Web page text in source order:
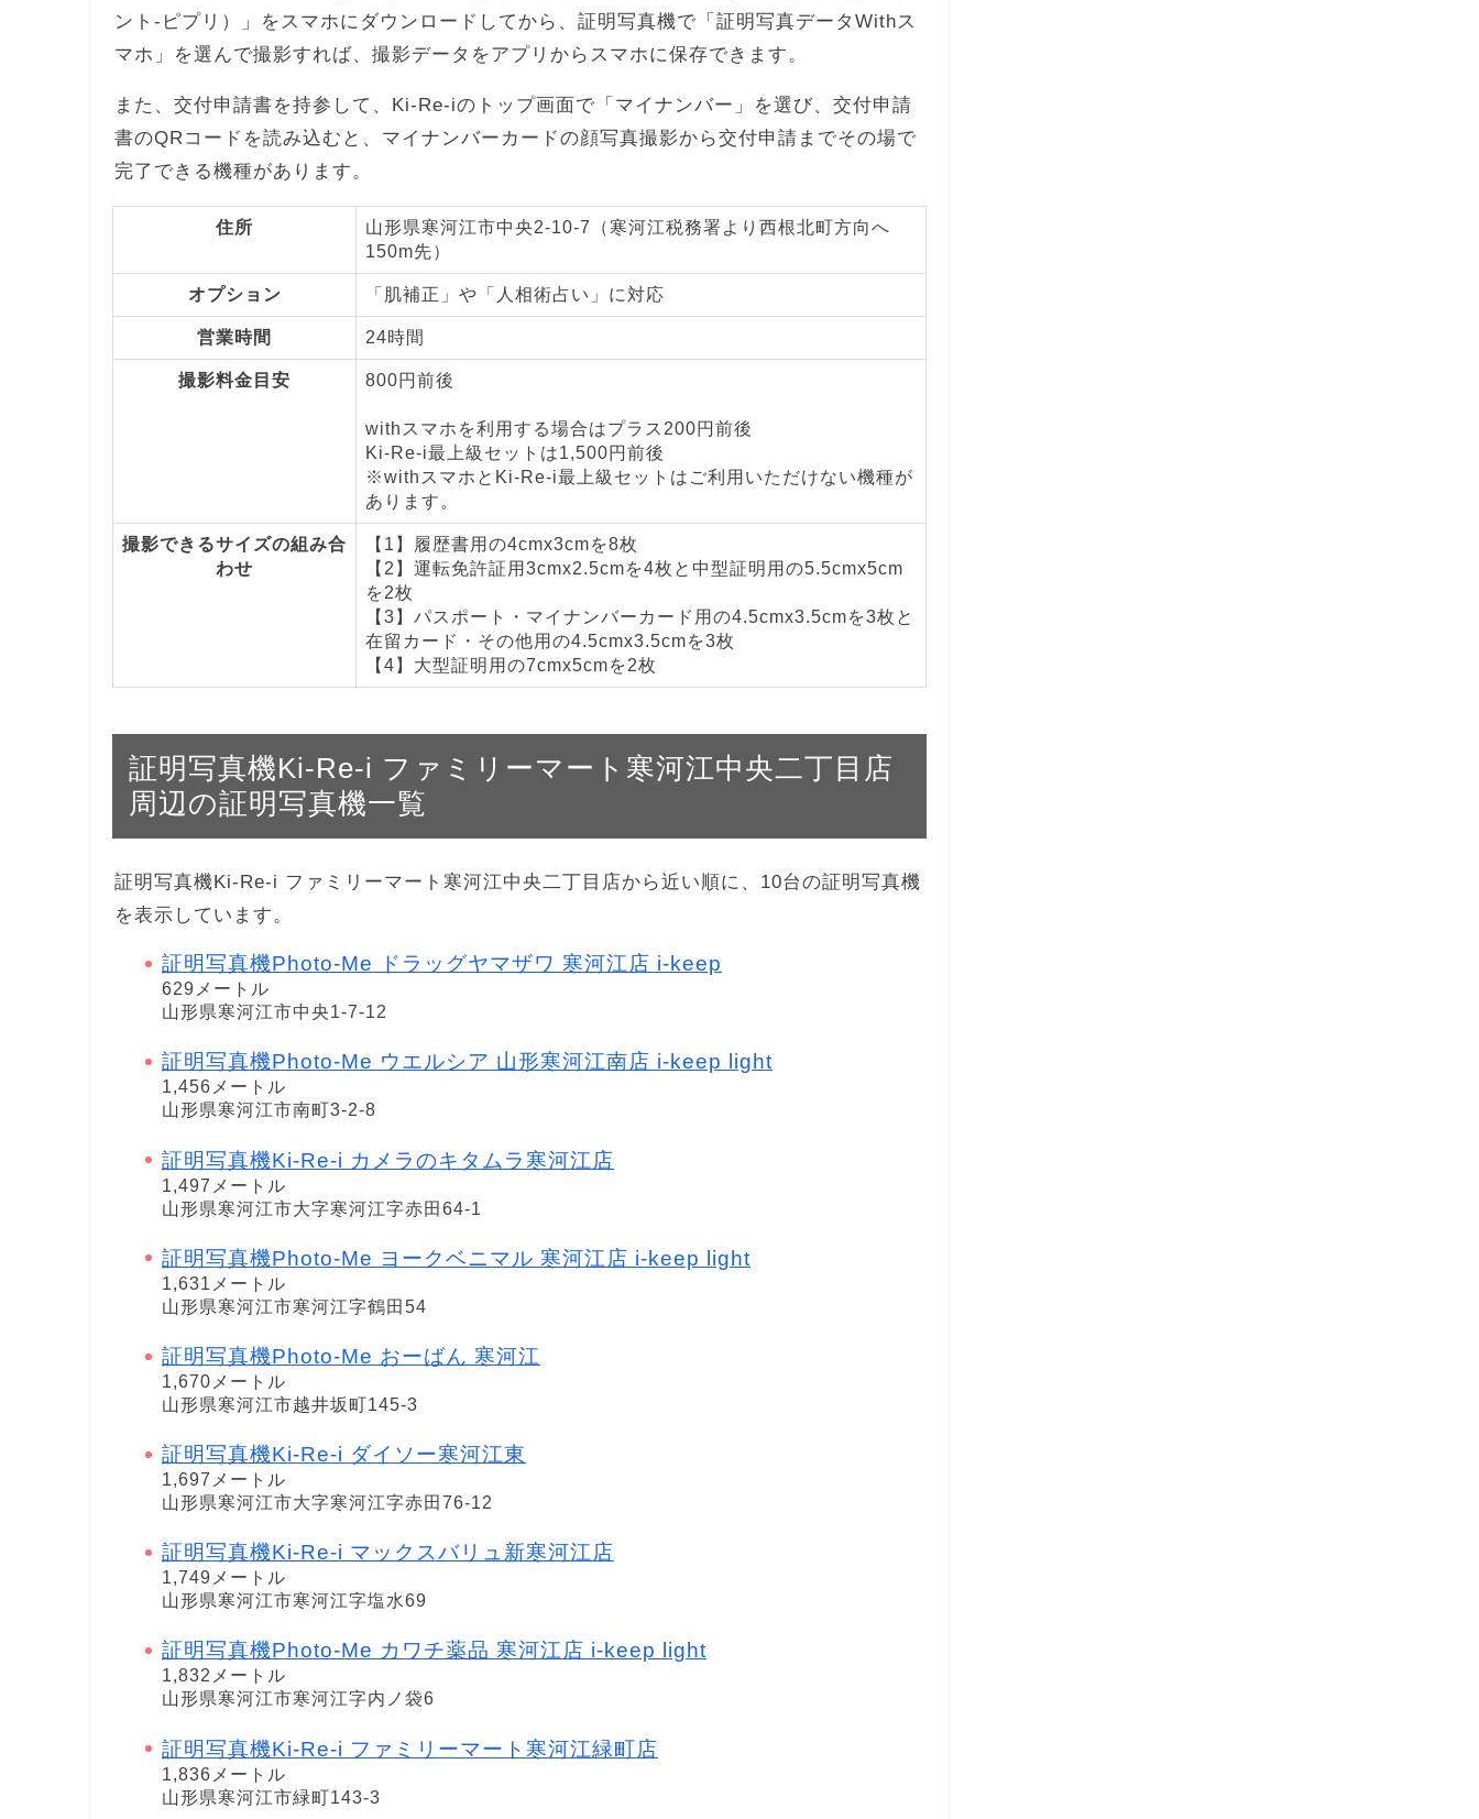
ント-ピプリ）」をスマホにダウンロードしてから、証明写真機で「証明写真データWithス
マホ」を選んで撮影すれば、撮影データをアプリからスマホに保存できます。
また、交付申請書を持参して、Ki-Re-iのトップ画面で「マイナンバー」を選び、交付申請
書のQRコードを読み込むと、マイナンバーカードの顔写真撮影から交付申請までその場で
完了できる機種があります。
住所
山形県寒河江市中央2-10-7（寒河江税務署より西根北町方向へ
150m先）
オプション 「肌補正」や「人相術占い」に対応
営業時間 24時間
撮影料金目安 800円前後
withスマホを利用する場合はプラス200円前後
Ki-Re-i最上級セットは1,500円前後
※withスマホとKi-Re-i最上級セットはご利用いただけない機種が
あります。
撮影できるサイズの組み合
わせ
【1】履歴書用の4cmx3cmを8枚
【2】運転免許証用3cmx2.5cmを4枚と中型証明用の5.5cmx5cm
を2枚
【3】パスポート・マイナンバーカード用の4.5cmx3.5cmを3枚と
在留カード・その他用の4.5cmx3.5cmを3枚
【4】大型証明用の7cmx5cmを2枚
証明写真機Ki-Re-i ファミリーマート寒河江中央二丁目店
周辺の証明写真機一覧
証明写真機Ki-Re-i ファミリーマート寒河江中央二丁目店から近い順に、10台の証明写真機
を表示しています。
証明写真機Photo-Me ドラッグヤマザワ 寒河江店 i-keep
629メートル
山形県寒河江市中央1-7-12
証明写真機Photo-Me ウエルシア 山形寒河江南店 i-keep light
1,456メートル
山形県寒河江市南町3-2-8
証明写真機Ki-Re-i カメラのキタムラ寒河江店
1,497メートル
山形県寒河江市大字寒河江字赤田64-1
証明写真機Photo-Me ヨークベニマル 寒河江店 i-keep light
1,631メートル
山形県寒河江市寒河江字鶴田54
証明写真機Photo-Me おーばん 寒河江
1,670メートル
山形県寒河江市越井坂町145-3
証明写真機Ki-Re-i ダイソー寒河江東
1,697メートル
山形県寒河江市大字寒河江字赤田76-12
証明写真機Ki-Re-i マックスバリュ新寒河江店
1,749メートル
山形県寒河江市寒河江字塩水69
証明写真機Photo-Me カワチ薬品 寒河江店 i-keep light
1,832メートル
山形県寒河江市寒河江字内ノ袋6
証明写真機Ki-Re-i ファミリーマート寒河江緑町店
1,836メートル
山形県寒河江市緑町143-3